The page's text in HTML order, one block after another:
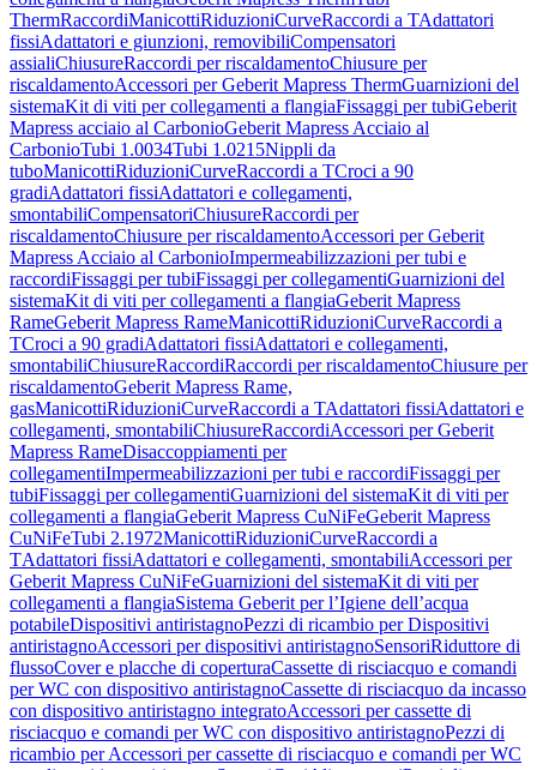
ThermRaccordiManicottiRiduzioniCurveRaccordi a TAdattatori
fissiAdattatori e giunzioni, removibiliCompensatori
assialiChiusureRaccordi per riscaldamentoChiusure per
riscaldamentoAccessori per Geberit Mapress ThermGuarnizioni del
sistemaKit di viti per collegamenti a flangiaFissaggi per tubiGeberit
Mapress acciaio al CarbonioGeberit Mapress Acciaio al
CarbonioTubi 1.0034Tubi 1.0215Nippli da
tuboManicottiRiduzioniCurveRaccordi a TCroci a 90
gradiAdattatori fissiAdattatori e collegamenti,
smontabiliCompensatoriChiusureRaccordi per
riscaldamentoChiusure per riscaldamentoAccessori per Geberit
Mapress Acciaio al CarbonioImpermeabilizzazioni per tubi e
raccordiFissaggi per tubiFissaggi per collegamentiGuarnizioni del
sistemaKit di viti per collegamenti a flangiaGeberit Mapress
RameGeberit Mapress RameManicottiRiduzioniCurveRaccordi a
TCroci a 90 gradiAdattatori fissiAdattatori e collegamenti,
smontabiliChiusureRaccordiRaccordi per riscaldamentoChiusure per
riscaldamentoGeberit Mapress Rame,
gasManicottiRiduzioniCurveRaccordi a TAdattatori fissiAdattatori e
collegamenti, smontabiliChiusureRaccordiAccessori per Geberit
Mapress RameDisaccoppiamenti per
collegamentiImpermeabilizzazioni per tubi e raccordiFissaggi per
tubiFissaggi per collegamentiGuarnizioni del sistemaKit di viti per
collegamenti a flangiaGeberit Mapress CuNiFeGeberit Mapress
CuNiFeTubi 2.1972ManicottiRiduzioniCurveRaccordi a
TAdattatori fissiAdattatori e collegamenti, smontabiliAccessori per
Geberit Mapress CuNiFeGuarnizioni del sistemaKit di viti per
collegamenti a flangiaSistema Geberit per l’Igiene dell’acqua
potabileDispositivi antiristagnoPezzi di ricambio per Dispositivi
antiristagnoAccessori per dispositivi antiristagnoSensoriRiduttore di
flussoCover e placche di coperturaCassette di risciacquo e comandi
per WC con dispositivo antiristagnoCassette di risciacquo da incasso
con dispositivo antiristagno integratoAccessori per cassette di
risciacquo e comandi per WC con dispositivo antiristagnoPezzi di
ricambio per Accessori per cassette di risciacquo e comandi per WC